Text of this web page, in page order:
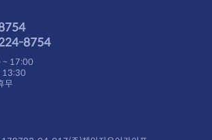
8754
~ 17:00
13:30
무